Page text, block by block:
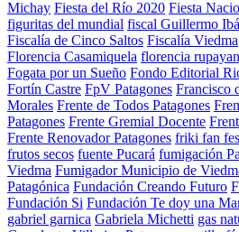
Michay Fiesta del Río 2020 Fiesta
figuritas del mundial fiscal Guillermo
Fiscalía de Cinco Saltos Fiscalía Viedma
Florencia Casamiquela florencia rupayan
Fogata por un Sueño Fondo Editorial
Fortín Castre FpV Patagones Francisco
Morales Frente de Todos Patagones
Patagones Frente Gremial Docente
Frente Renovador Patagones friki fan
frutos secos fuente Pucará fumigación
Viedma Fumigador Municipio de
Patagónica Fundación Creando Futuro
Fundación Si Fundación Te doy una
gabriel garnica Gabriela Michetti gas